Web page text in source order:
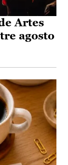
Artes
agosto